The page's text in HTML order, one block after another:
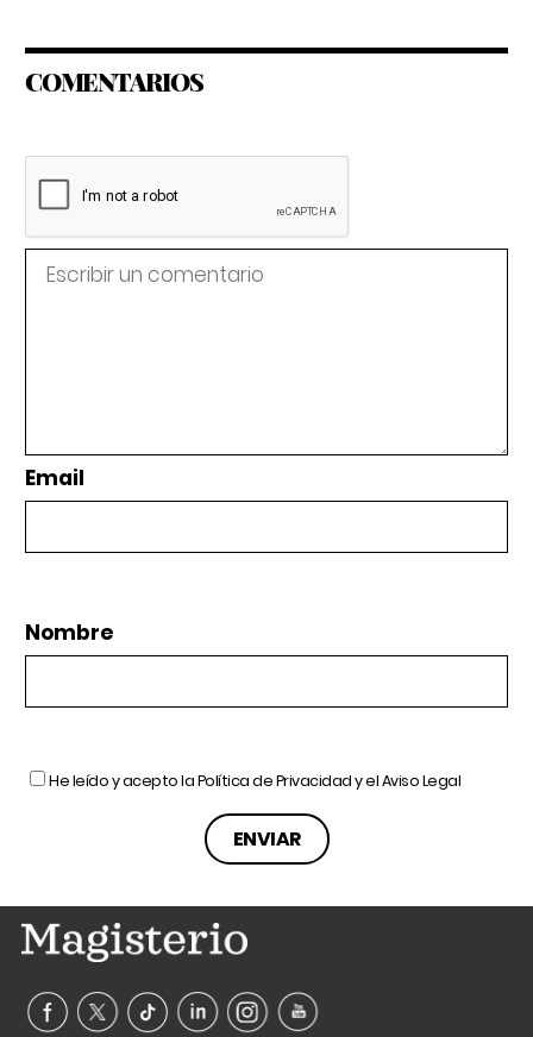
COMENTARIOS
Email
Nombre
He leído y acepto laPolítica de Privacidady elAviso Legal